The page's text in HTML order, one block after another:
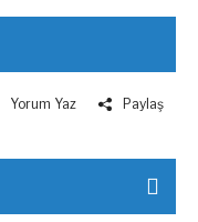
Yorum Yaz Paylaş